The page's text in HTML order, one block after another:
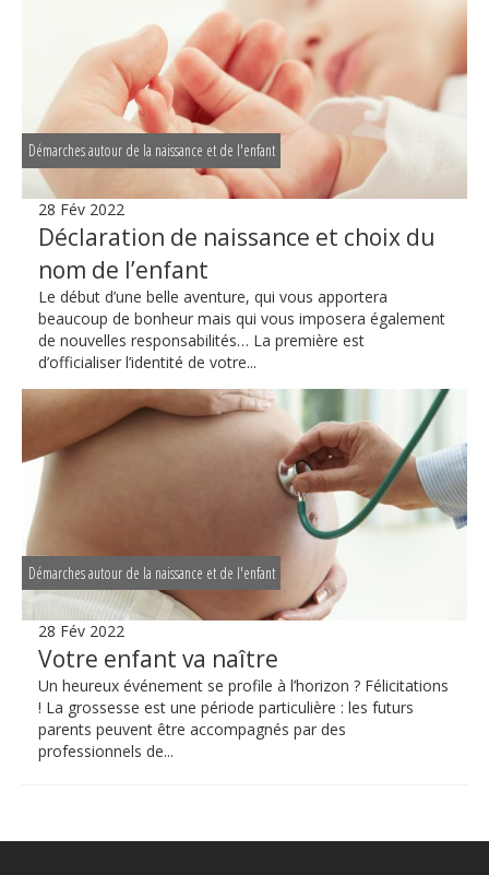
Démarches autour de la naissance et de l'enfant
28 Fév 2022
Déclaration de naissance et choix du
nom de l’enfant
Le début d’une belle aventure, qui vous apportera
beaucoup de bonheur mais qui vous imposera également
de nouvelles responsabilités… La première est
d’officialiser l’identité de votre...
Démarches autour de la naissance et de l'enfant
28 Fév 2022
Votre enfant va naître
Un heureux événement se profile à l’horizon ? Félicitations
! La grossesse est une période particulière : les futurs
parents peuvent être accompagnés par des
professionnels de...